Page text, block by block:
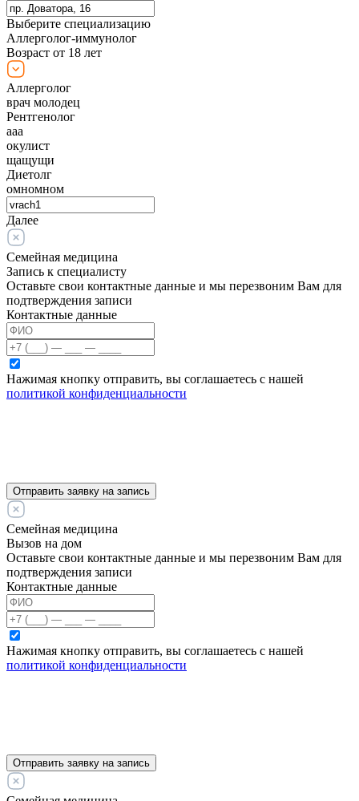
Выберите специализацию
Аллерголог-иммунолог
Возраст от 18 лет
Аллерголог
врач молодец
Рентгенолог
ааа
окулист
щащущи
Диетолг
омномном
Далее
Семейная медицина
Запись к специалисту
Оставьте свои контактные данные и мы перезвоним Вам для
подтверждения записи
Контактные данные
Нажимая кнопку отправить, вы соглашаетесь с нашей
политикой конфиденциальности
Отправить заявку на запись
Семейная медицина
Вызов на дом
Оставьте свои контактные данные и мы перезвоним Вам для
подтверждения записи
Контактные данные
Нажимая кнопку отправить, вы соглашаетесь с нашей
политикой конфиденциальности
Отправить заявку на запись